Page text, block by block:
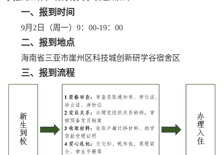
一、报到时间
9月2日（周一） 9：00-19：00
二、 报到地点
海南省三亚市崖州区科技城创新研学谷宿舍区
三、 报到流程